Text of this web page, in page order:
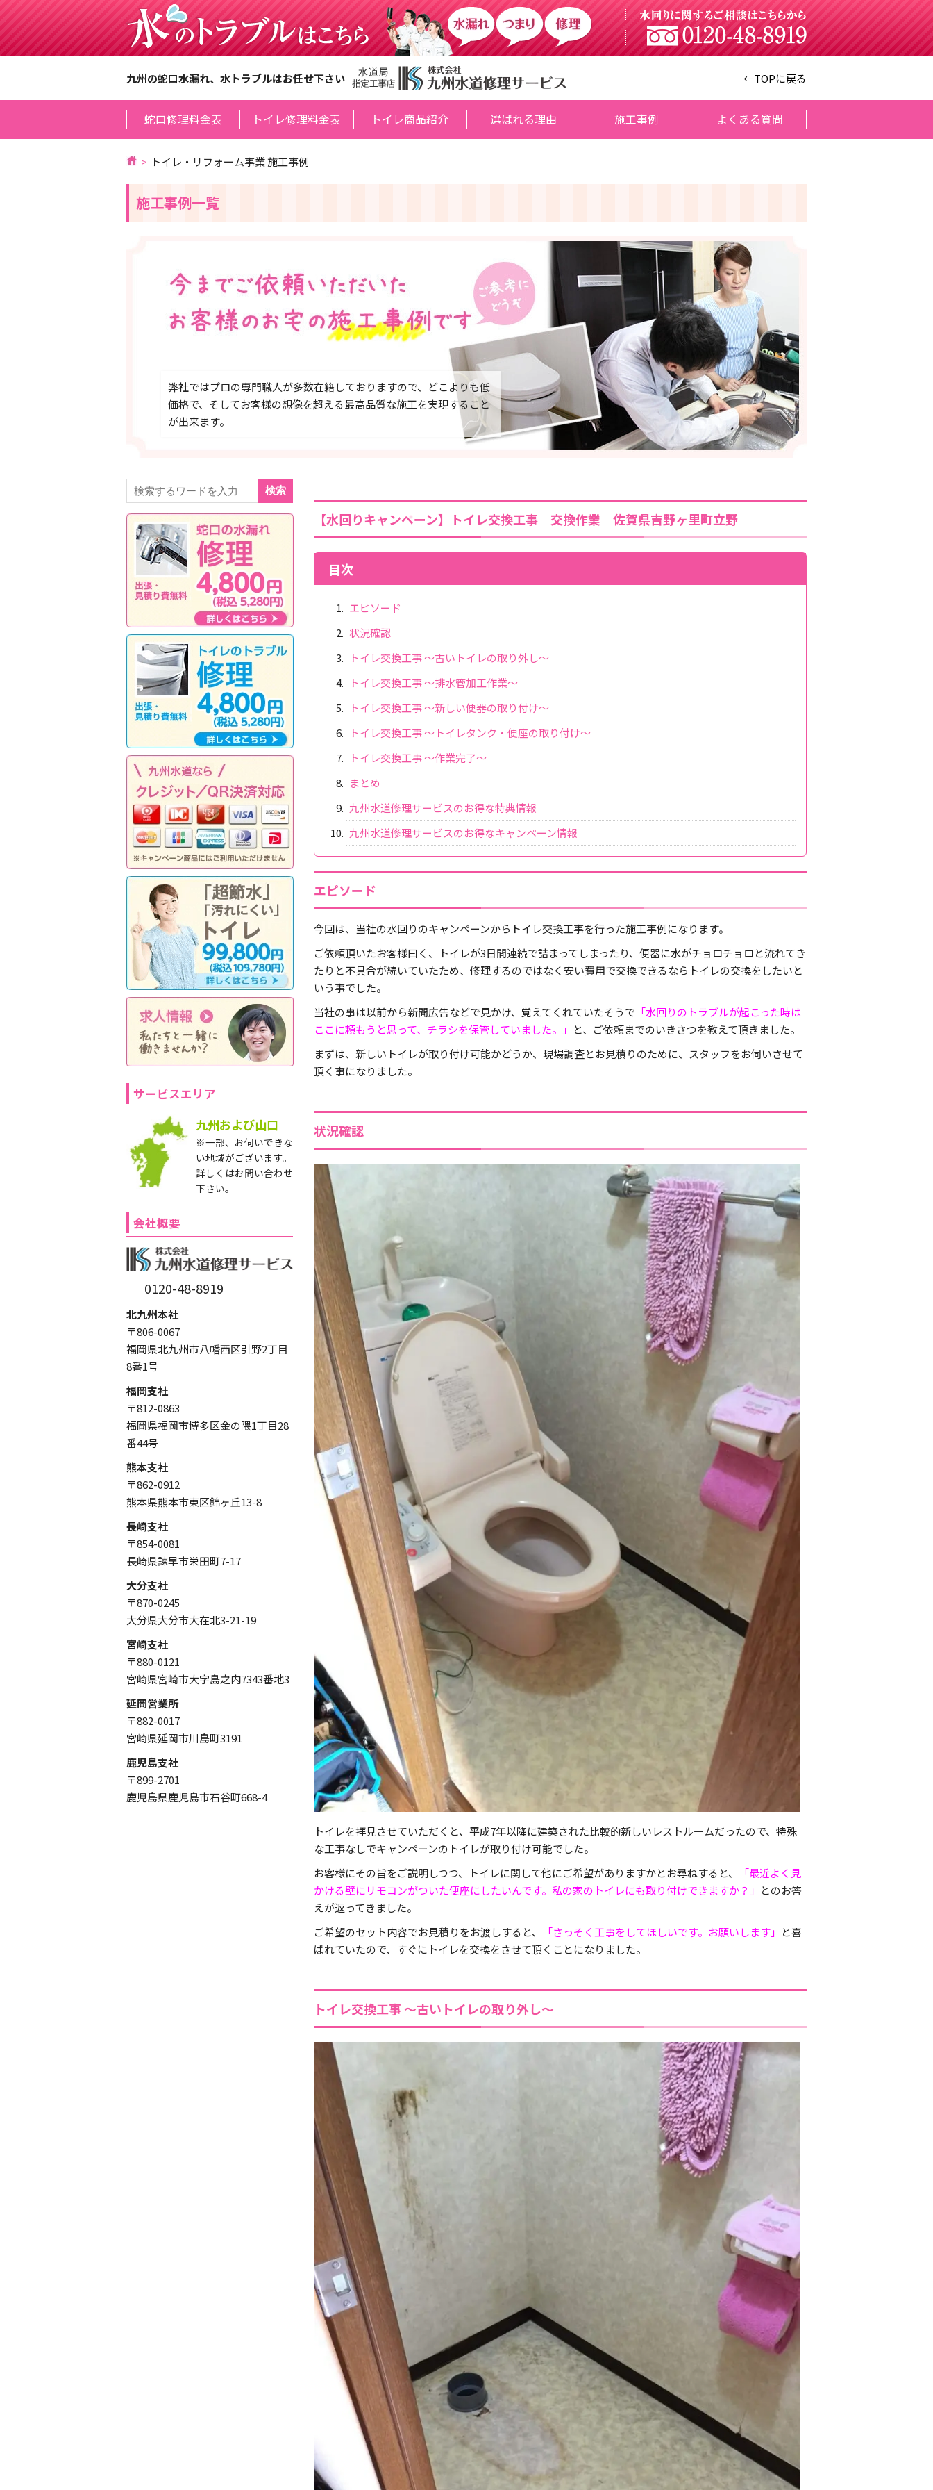
九州の蛇口水漏れ、水トラブルはお任せ下さい ←TOPに戻る
蛇口修理料金表 トイレ修理料金表 トイレ商品紹介 選ばれる理由 施工事例 よくある質問
トイレ・リフォーム事業 施工事例
施工事例一覧
弊社ではプロの専門職人が多数在籍しておりますので、どこよりも低
価格で、そしてお客様の想像を超える最高品質な施工を実現すること
が出来ます。
【水回りキャンペーン】トイレ交換工事 交換作業 佐賀県吉野ヶ里町立野
目次
エピソード
状況確認
トイレ交換工事 ～古いトイレの取り外し～
トイレ交換工事 ～排水管加工作業～
トイレ交換工事 ～新しい便器の取り付け～
トイレ交換工事 ～トイレタンク・便座の取り付け～
トイレ交換工事 ～作業完了～
まとめ
九州水道修理サービスのお得な特典情報
九州水道修理サービスのお得なキャンペーン情報
エピソード
今回は、当社の水回りのキャンペーンからトイレ交換工事を行った施工事例になります。
ご依頼頂いたお客様曰く、トイレが3日間連続で詰まってしまったり、便器に水がチョロチョロと流れてき
たりと不具合が続いていたため、修理するのではなく安い費用で交換できるならトイレの交換をしたいと
いう事でした。
当社の事は以前から新聞広告などで見かけ、覚えてくれていたそうで 「水回りのトラブルが起こった時は
ここに頼もうと思って、チラシを保管していました。」 と、ご依頼までのいきさつを教えて頂きました。
まずは、新しいトイレが取り付け可能かどうか、現場調査とお見積りのために、スタッフをお伺いさせて
頂く事になりました。
状況確認
トイレを拝見させていただくと、平成7年以降に建築された比較的新しいレストルームだったので、特殊
な工事なしでキャンペーンのトイレが取り付け可能でした。
お客様にその旨をご説明しつつ、トイレに関して他にご希望がありますかとお尋ねすると、
「最近よく見
かける壁にリモコンがついた便座にしたいんです。私の家のトイレにも取り付けできますか？」 とのお答
えが返ってきました。
ご希望のセット内容でお見積りをお渡しすると、
「さっそく工事をしてほしいです。お願いします」 と喜
ばれていたので、すぐにトイレを交換をさせて頂くことになりました。
トイレ交換工事 ～古いトイレの取り外し～
検索
サービスエリア
九州および山口
※一部、お伺いできな
い地域がございます。
詳しくはお問い合わせ
下さい。
会社概要
0120-48-8919
北九州本社
〒806-0067
福岡県北九州市八幡西区引野2丁目
8番1号
福岡支社
〒812-0863
福岡県福岡市博多区金の隈1丁目28
番44号
熊本支社
〒862-0912
熊本県熊本市東区錦ヶ丘13-8
長崎支社
〒854-0081
長崎県諫早市栄田町7-17
大分支社
〒870-0245
大分県大分市大在北3-21-19
宮崎支社
〒880-0121
宮崎県宮崎市大字島之内7343番地3
延岡営業所
〒882-0017
宮崎県延岡市川島町3191
鹿児島支社
〒899-2701
鹿児島県鹿児島市石谷町668-4